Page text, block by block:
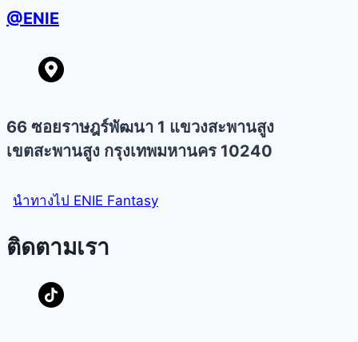
@ENIE
66 ซอยราษฎร์พัฒนา 1 แขวงสะพานสูง
เขตสะพานสูง กรุงเทพมหานคร 10240
นำทางไป ENIE Fantasy
ติดตามเรา